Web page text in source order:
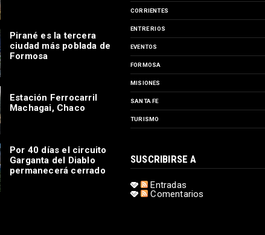
Pirané es la tercera
ciudad más poblada de
Formosa
Estación Ferrocarril
Machagai, Chaco
Por 40 días el circuito
Garganta del Diablo
permanecerá cerrado
CORRIENTES
ENTRE RIOS
EVENTOS
FORMOSA
MISIONES
SANTA FE
TURISMO
SUSCRIBIRSE A
Entradas
Comentarios